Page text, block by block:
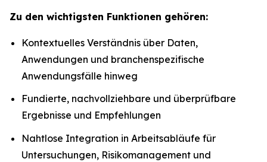
Zu den wichtigsten Funktionen gehören:
Kontextuelles Verständnis über Daten,
Anwendungen und branchenspezifische
Anwendungsfälle hinweg
Fundierte, nachvollziehbare und überprüfbare
Ergebnisse und Empfehlungen
Nahtlose Integration in Arbeitsabläufe für
Untersuchungen, Risikomanagement und